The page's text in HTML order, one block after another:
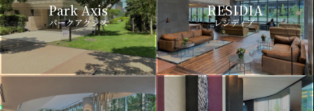
Park Axis
パークアクシス
RESIDIA
レジディア